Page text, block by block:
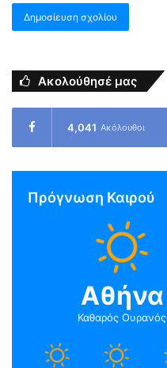
Ακολούθησέ μας
4,041 Ακόλουθοι
Πρόγνωση Καιρού
Αθήνα
Καθαρός Ουρανός